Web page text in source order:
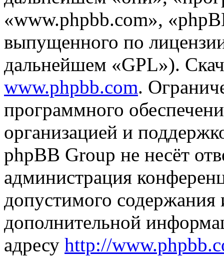
«www.phpbb.com»,
выпущенного по
дальнейшем «GPL»).
www.phpbb.com.
программного
организацией и
phpBB Group не несёт
администрация
допустимого
дополнительной
адресу http://